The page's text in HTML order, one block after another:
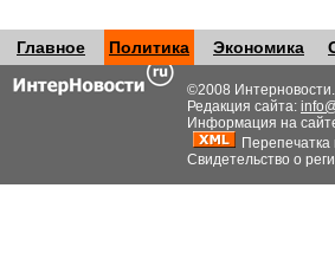
Главное Политика Экономика
©2008
Редакция сайта:
Информация на
Перепечатка
Свидетельство о